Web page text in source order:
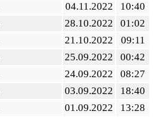
04.11.2022
10:40
28.10.2022
01:02
21.10.2022
09:11
25.09.2022
00:42
24.09.2022
08:27
03.09.2022
18:40
01.09.2022
13:28